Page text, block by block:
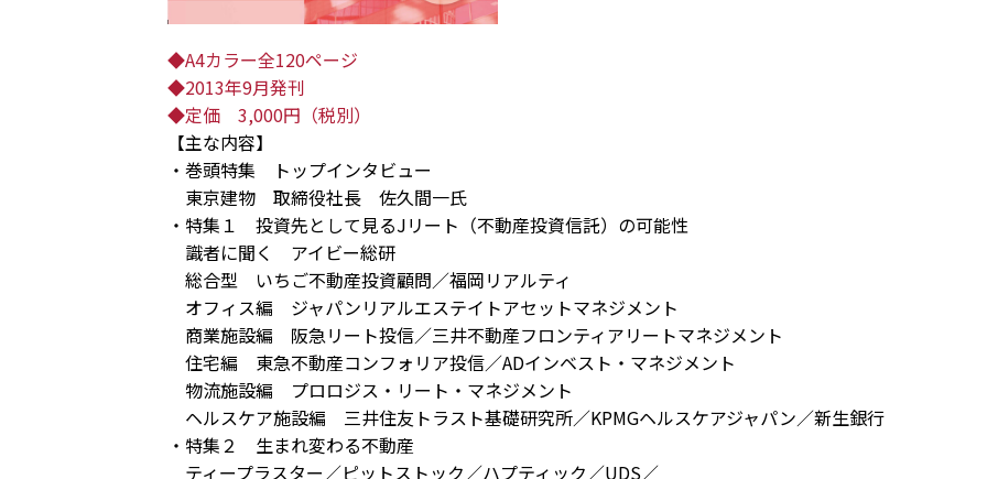
◆A4カラー全120ページ
◆2013年9月発刊
◆定価 3,000円（税別）
【主な内容】
・巻頭特集 トップインタビュー
東京建物 取締役社長 佐久間一氏
・特集１ 投資先として見るJリート（不動産投資信託）の可能性
識者に聞く アイビー総研
総合型 いちご不動産投資顧問／福岡リアルティ
オフィス編 ジャパンリアルエステイトアセットマネジメント
商業施設編 阪急リート投信／三井不動産フロンティアリートマネジメント
住宅編 東急不動産コンフォリア投信／ADインベスト・マネジメント
物流施設編 プロロジス・リート・マネジメント
ヘルスケア施設編 三井住友トラスト基礎研究所／KPMGヘルスケアジャパン／新生銀行
・特集２ 生まれ変わる不動産
ティープラスター／ピットストック／ハプティック／UDS／